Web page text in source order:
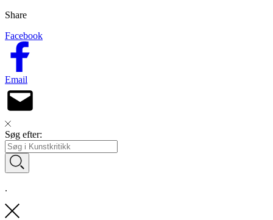
Share
Facebook
Email
Søg efter:
.